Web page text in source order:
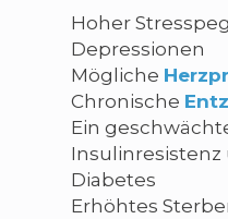
Hoher
Depressionen
Mögliche
Chronische
Ein
Insulinresistenz
Diabetes
Erhöhtes